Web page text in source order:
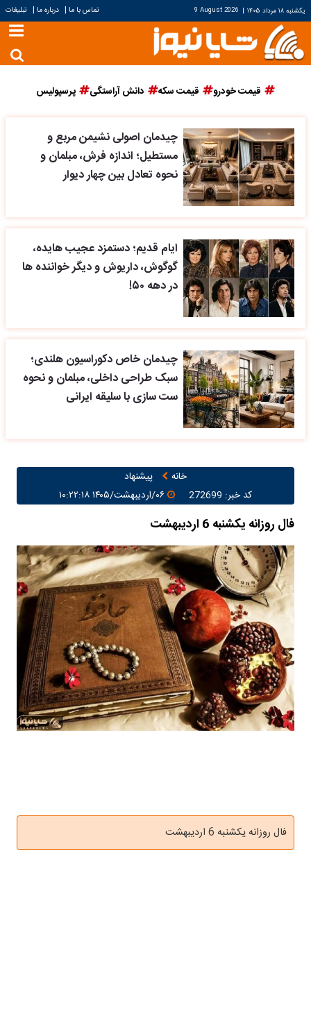
یکشنبه ۱۸ مرداد ۱۴۰۵ |
9 August 2026 تماس با ما | درباره ما | تبلیغات
قیمت خودرو قیمت سکه دانش آراستگی پرسپولیس
چیدمان اصولی نشیمن مربع و
مستطیل؛ اندازه فرش، مبلمان و
نحوه تعادل بین چهار دیوار
ایام قدیم؛ دستمزد عجیب هایده،
گوگوش، داریوش و دیگر خواننده ها
در دهه ۵۰!
چیدمان خاص دکوراسیون هلندی؛
سبک طراحی داخلی، مبلمان و نحوه
ست سازی با سلیقه ایرانی
خانه
پیشنهاد
کد خبر: 272699
فال روزانه یکشنبه 6 اردیبهشت
فال روزانه یکشنبه 6 اردیبهشت